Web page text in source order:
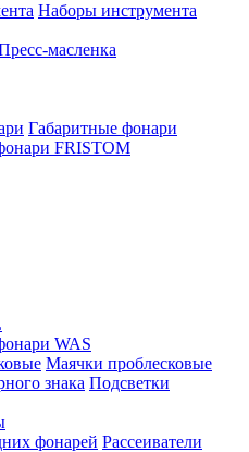
Наборы инструмента
масленка
Габаритные фонари
FRISTOM
WAS
Маячки проблесковые
Подсветки
Рассеиватели